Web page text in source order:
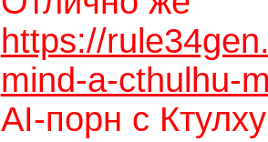
https://
mind-a-cthulhu-
AI-порн с Ктулху